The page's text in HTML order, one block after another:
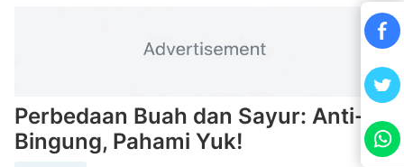
Perbedaan Buah dan Sayur: Anti-
Bingung, Pahami Yuk!